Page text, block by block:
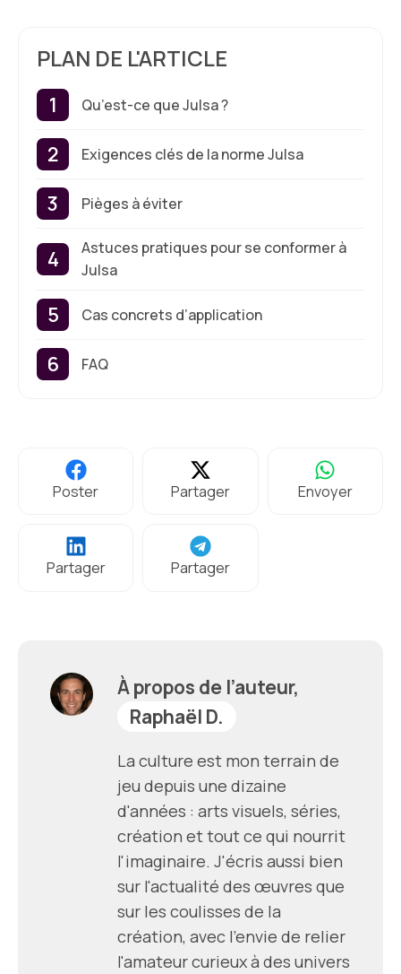
PLAN DE L'ARTICLE
Qu’est-ce que Julsa ?
Exigences clés de la norme Julsa
Pièges à éviter
Astuces pratiques pour se conformer à
Julsa
Cas concrets d’application
FAQ
Poster Partager Envoyer
Partager Partager
À propos de l’auteur,
Raphaël D.
La culture est mon terrain de
jeu depuis une dizaine
d'années : arts visuels, séries,
création et tout ce qui nourrit
l'imaginaire. J'écris aussi bien
sur l'actualité des œuvres que
sur les coulisses de la
création, avec l'envie de relier
l'amateur curieux à des univers